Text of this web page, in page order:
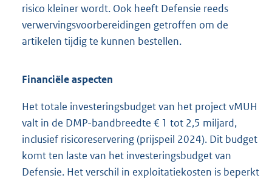
risico kleiner wordt. Ook heeft Defensie reeds
verwervingsvoorbereidingen getroffen om de
artikelen tijdig te kunnen bestellen.
Financiële aspecten
Het totale investeringsbudget van het project vMUH
valt in de DMP-bandbreedte € 1 tot 2,5 miljard,
inclusief risicoreservering (prijspeil 2024). Dit budget
komt ten laste van het investeringsbudget van
Defensie. Het verschil in exploitatiekosten is beperkt